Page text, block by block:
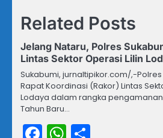
Related Posts
Jelang Nataru, Polres
Lintas Sektor Operasi Lilin
Sukabumi, jurnaltipikor.com/,-
Rapat Koordinasi (Rakor) Lintas
Lodaya dalam rangka
Tahun Baru…